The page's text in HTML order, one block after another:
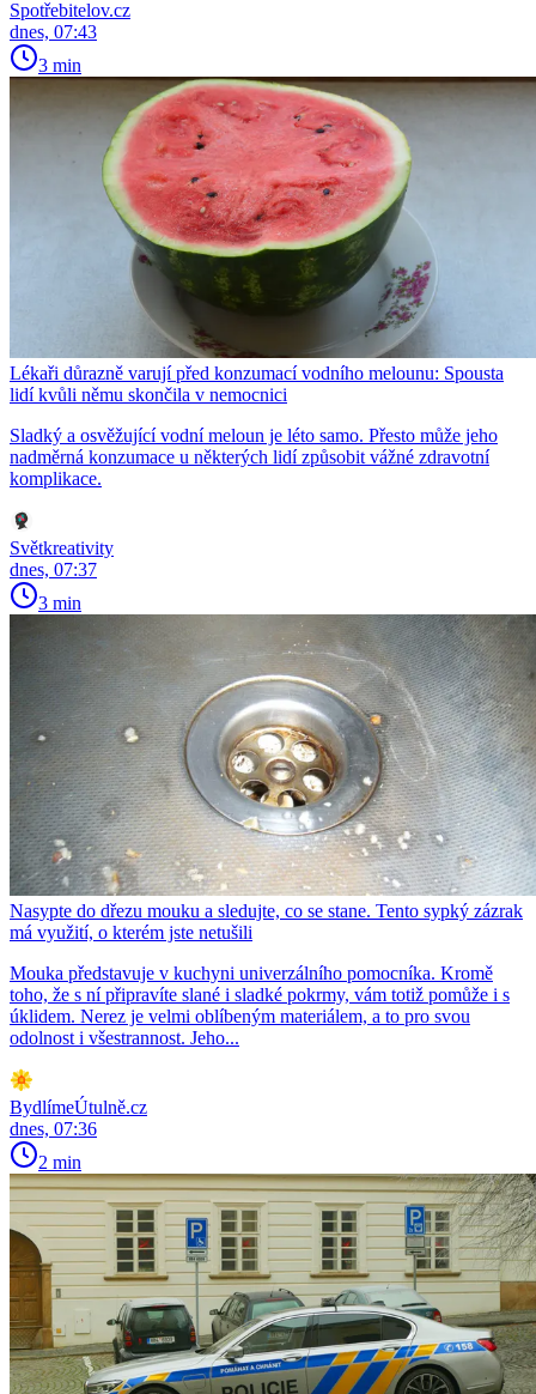
Spotřebitelov.cz
dnes, 07:43
3 min
Lékaři důrazně varují před konzumací vodního melounu: Spousta
lidí kvůli němu skončila v nemocnici
Sladký a osvěžující vodní meloun je léto samo. Přesto může jeho
nadměrná konzumace u některých lidí způsobit vážné zdravotní
komplikace.
Světkreativity
dnes, 07:37
3 min
Nasypte do dřezu mouku a sledujte, co se stane. Tento sypký zázrak
má využití, o kterém jste netušili
Mouka představuje v kuchyni univerzálního pomocníka. Kromě
toho, že s ní připravíte slané i sladké pokrmy, vám totiž pomůže i s
úklidem. Nerez je velmi oblíbeným materiálem, a to pro svou
odolnost i všestrannost. Jeho...
BydlímeÚtulně.cz
dnes, 07:36
2 min